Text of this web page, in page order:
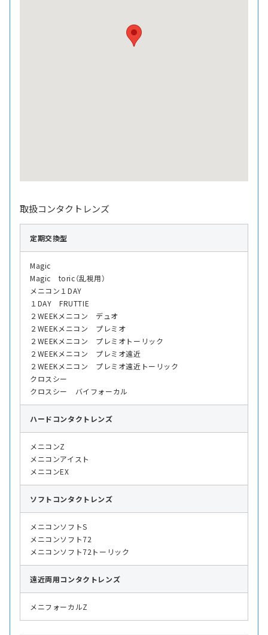
取扱コンタクトレンズ
定期交換型
Magic
Magic toric（乱視用）
メニコン１DAY
１DAY FRUTTIE
２WEEKメニコン デュオ
２WEEKメニコン プレミオ
２WEEKメニコン プレミオトーリック
２WEEKメニコン プレミオ遠近
２WEEKメニコン プレミオ遠近トーリック
クロスシー
クロスシー バイフォーカル
ハード コンタクトレンズ
メニコンZ
メニコンアイスト
メニコンEX
ソフト コンタクトレンズ
メニコンソフトS
メニコンソフト72
メニコンソフト72トーリック
遠近両用コンタクトレンズ
メニフォーカルZ